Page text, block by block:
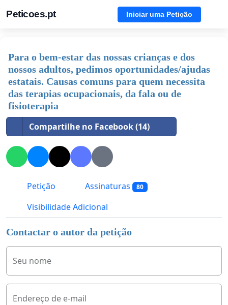
Peticoes.pt Iniciar uma Petição
Para o bem-estar das nossas crianças e dos
nossos adultos, pedimos oportunidades/ajudas
estatais. Causas comuns para quem necessita
das terapias ocupacionais, da fala ou de
fisioterapia
Compartilhe no Facebook (14)
Petição Assinaturas 80
Visibilidade Adicional
Contactar o autor da petição
Seu nome
Endereço de e-mail